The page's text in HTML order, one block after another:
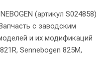
(артикул S024858)
с заводским
и их модификаций
Sennebogen 825M,